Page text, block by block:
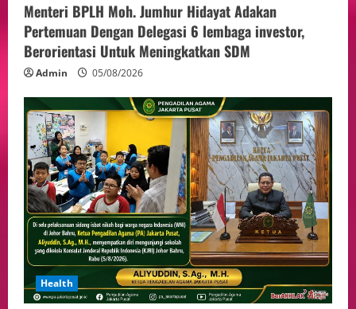
Menteri BPLH Moh. Jumhur Hidayat Adakan
Pertemuan Dengan Delegasi 6 lembaga investor,
Berorientasi Untuk Meningkatkan SDM
Admin 05/08/2026
Health